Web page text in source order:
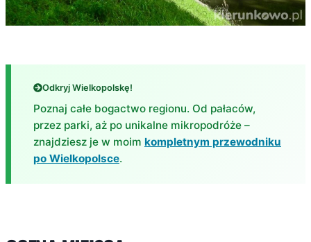
Odkryj Wielkopolskę!
Poznaj całe bogactwo regionu. Od pałaców,
przez parki, aż po unikalne mikropodróże –
znajdziesz je w moim kompletnym przewodniku
po Wielkopolsce.